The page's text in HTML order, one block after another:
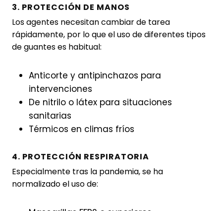
3. PROTECCIÓN DE MANOS
Los agentes necesitan cambiar de tarea
rápidamente, por lo que el uso de diferentes tipos
de guantes es habitual:
Anticorte y antipinchazos para
intervenciones
De nitrilo o látex para situaciones
sanitarias
Térmicos en climas fríos
4. PROTECCIÓN RESPIRATORIA
Especialmente tras la pandemia, se ha
normalizado el uso de: